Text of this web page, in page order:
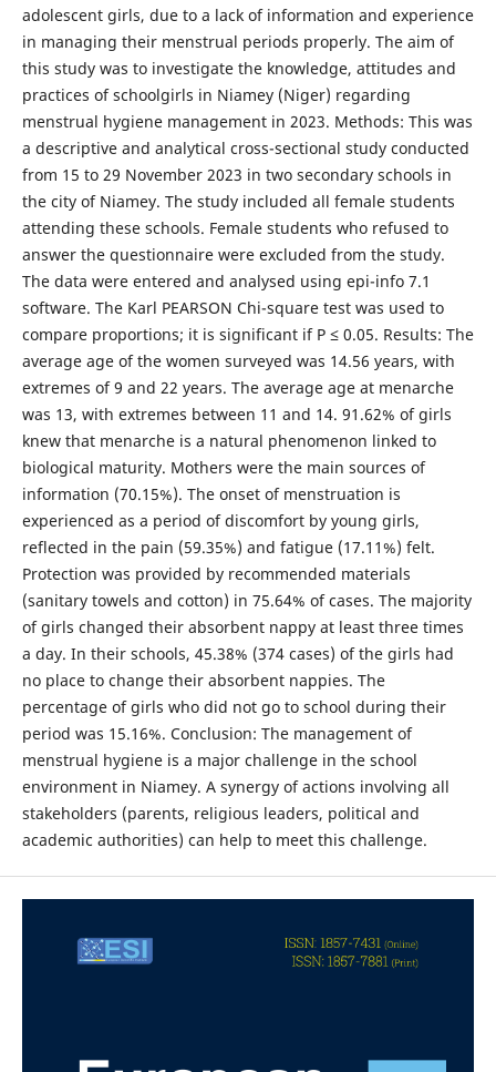
adolescent girls, due to a lack of information and experience
in managing their menstrual periods properly. The aim of
this study was to investigate the knowledge, attitudes and
practices of schoolgirls in Niamey (Niger) regarding
menstrual hygiene management in 2023. Methods: This was
a descriptive and analytical cross-sectional study conducted
from 15 to 29 November 2023 in two secondary schools in
the city of Niamey. The study included all female students
attending these schools. Female students who refused to
answer the questionnaire were excluded from the study.
The data were entered and analysed using epi-info 7.1
software. The Karl PEARSON Chi-square test was used to
compare proportions; it is significant if P ≤ 0.05. Results: The
average age of the women surveyed was 14.56 years, with
extremes of 9 and 22 years. The average age at menarche
was 13, with extremes between 11 and 14. 91.62% of girls
knew that menarche is a natural phenomenon linked to
biological maturity. Mothers were the main sources of
information (70.15%). The onset of menstruation is
experienced as a period of discomfort by young girls,
reflected in the pain (59.35%) and fatigue (17.11%) felt.
Protection was provided by recommended materials
(sanitary towels and cotton) in 75.64% of cases. The majority
of girls changed their absorbent nappy at least three times
a day. In their schools, 45.38% (374 cases) of the girls had
no place to change their absorbent nappies. The
percentage of girls who did not go to school during their
period was 15.16%. Conclusion: The management of
menstrual hygiene is a major challenge in the school
environment in Niamey. A synergy of actions involving all
stakeholders (parents, religious leaders, political and
academic authorities) can help to meet this challenge.